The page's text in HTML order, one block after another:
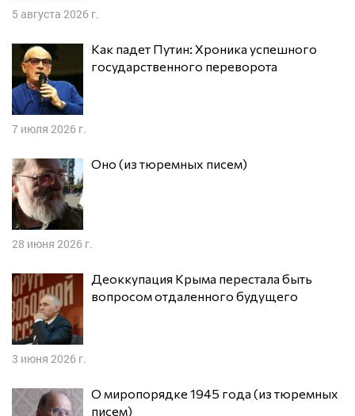
5 августа 2026 г.
Как падет Путин: Хроника успешного
государственного переворота
7 июля 2026 г.
Оно (из тюремных писем)
28 июня 2026 г.
Деоккупация Крыма перестала быть
вопросом отдаленного будущего
3 июня 2026 г.
О миропорядке 1945 года (из тюремных
писем)